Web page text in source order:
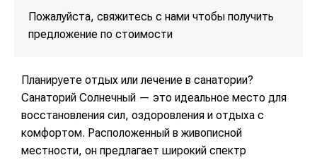
Пожалуйста, свяжитесь с нами чтобы получить
предложение по стоимости
Планируете отдых или лечение в санатории?
Санаторий Солнечный — это идеальное место для
восстановления сил, оздоровления и отдыха с
комфортом. Расположенный в живописной
местности, он предлагает широкий спектр